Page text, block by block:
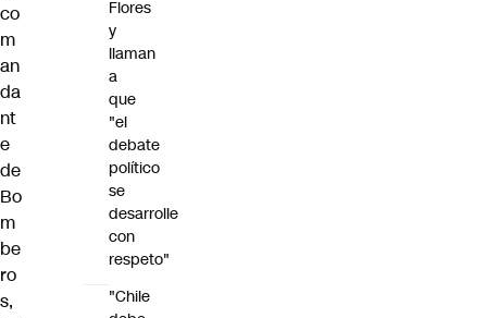
co
m
an
da
nt
e
de
Bo
m
be
ro
s,
Flores
y
llaman
a
que
"el
debate
político
se
desarrolle
con
respeto"
"Chile